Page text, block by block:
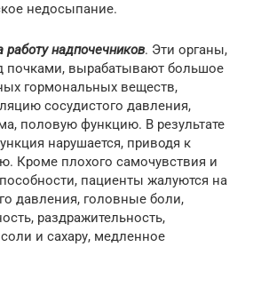
недосыпание.
надпочечников. Эти органы,
почками, вырабатывают большое
гормональных веществ,
сосудистого давления,
половую функцию. В результате
нарушается, приводя к
Кроме плохого самочувствия и
пациенты жалуются на
давления, головные боли,
раздражительность,
и сахару, медленное